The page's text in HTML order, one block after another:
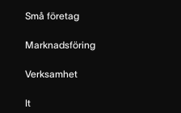
Små företag
Marknadsföring
Verksamhet
It